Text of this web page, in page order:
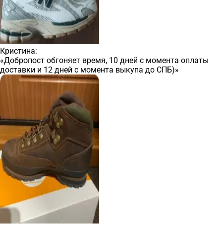
Кристина:
«Добропост обгоняет время, 10 дней с момента оплаты
доставки и 12 дней с момента выкупа до СПБ)»